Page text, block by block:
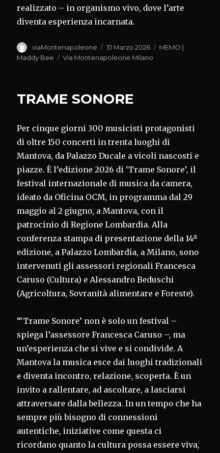
realizzato – in organismo vivo, dove l’arte
diventa esperienza incarnata.
Autore
viaMontenapoleone
Pubblicato
il
31 Marzo 2026 Categorie
MEMO |
Maddy Bee
Tag
Via Montenapoleone Milano
TRAME SONORE
Per cinque giorni 300 musicisti protagonisti
di oltre 150 concerti in trenta luoghi di
Mantova, da Palazzo Ducale a vicoli nascosti e
piazze. È l’edizione 2026 di ‘Trame Sonore’, il
festival internazionale di musica da camera,
ideato da Oficina OCM, in programma dal 29
maggio al 2 giugno, a Mantova, con il
patrocinio di Regione Lombardia. Alla
conferenza stampa di presentazione della 14ª
edizione, a Palazzo Lombardia, a Milano, sono
intervenuti gli assessori regionali Francesca
Caruso (Cultura) e Alessandro Beduschi
(Agricoltura, Sovranità alimentare e Foreste).
“’Trame Sonore’ non è solo un festival –
spiega l’assessore Francesca Caruso –, ma
un’esperienza che si vive e si condivide. A
Mantova la musica esce dai luoghi tradizionali
e diventa incontro, relazione, scoperta. È un
invito a rallentare, ad ascoltare, a lasciarsi
attraversare dalla bellezza. In un tempo che ha
sempre più bisogno di connessioni
autentiche, iniziative come questa ci
ricordano quanto la cultura possa essere viva,